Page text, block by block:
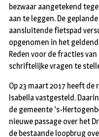
bezwaar aangetekend
aan te leggen. De
aansluitende fietspad
opgenomen in het
Reden voor de fracties
schriftelijke vragen te
Op 23 maart 2017 heeft
Isabella vastgesteld.
de gemeente ‘s-
nieuwe passage over het
de bestaande loopbrug